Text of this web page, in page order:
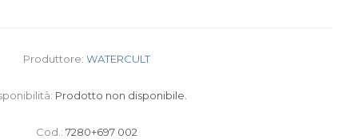
Produttore: WATERCULT
Prodotto non disponibile.
Cod.: 7280+697 002